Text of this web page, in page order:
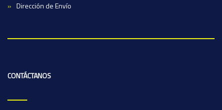
Dirección de Envío
CONTÁCTANOS